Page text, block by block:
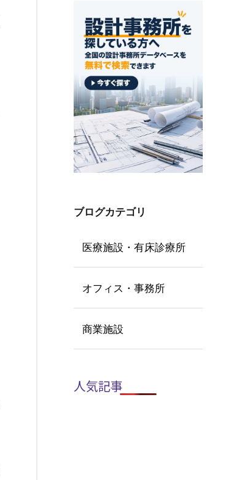
ブログカテゴリ
医療施設・有床診療所
オフィス・事務所
商業施設
人気記事